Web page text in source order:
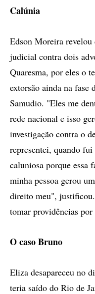
Calúnia
Edson Moreira
judicial contra dois
Quaresma, por eles o
extorsão ainda na fase
Samudio. "Eles me
rede nacional e isso
investigação contra o
representei, quando
caluniosa porque essa
minha pessoa gerou
direito meu",
tomar providências
O caso Bruno
Eliza desapareceu no
teria saído do Rio de